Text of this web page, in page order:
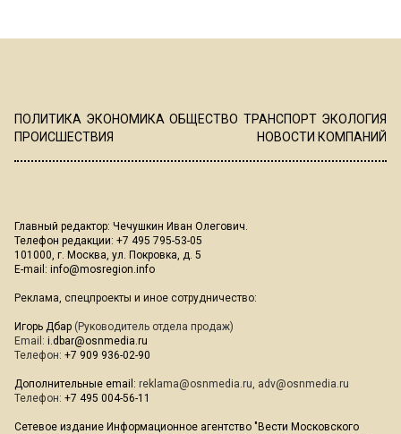
ПОЛИТИКА ЭКОНОМИКА ОБЩЕСТВО ТРАНСПОРТ ЭКОЛОГИЯ
ПРОИСШЕСТВИЯ
НОВОСТИ КОМПАНИЙ
Главный редактор: Чечушкин Иван Олегович.
Телефон редакции: +7 495 795-53-05
101000, г. Москва, ул. Покровка, д. 5
E-mail: info@mosregion.info
Реклама, спецпроекты и иное сотрудничество:
Игорь Дбар (Руководитель отдела продаж)
Email: i.dbar@osnmedia.ru
Телефон: +7 909 936-02-90
Дополнительные email: reklama@osnmedia.ru, adv@osnmedia.ru
Телефон: +7 495 004-56-11
Сетевое издание Информационное агентство "Вести Московского